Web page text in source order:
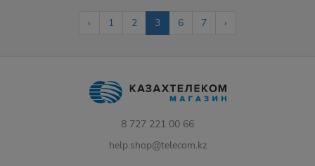
‹ 1 2 3 6 7 ›
8 727 221 00 66
help.shop@telecom.kz